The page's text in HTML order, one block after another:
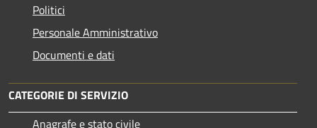
Politici
Personale Amministrativo
Documenti e dati
CATEGORIE DI SERVIZIO
Anagrafe e stato civile